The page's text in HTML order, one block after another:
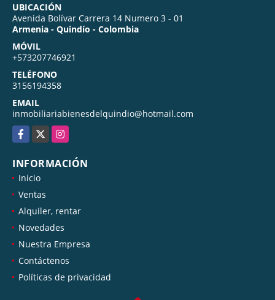
UBICACIÓN
Avenida Bolívar Carrera 14 Numero 3 - 01
Armenia - Quindío - Colombia
MÓVIL
+573207746921
TELÉFONO
3156194358
EMAIL
inmobiliariabienesdelquindio@hotmail.com
Facebook
X Instagram
INFORMACIÓN
Inicio
Ventas
Alquiler, rentar
Novedades
Nuestra Empresa
Contáctenos
Políticas de privacidad